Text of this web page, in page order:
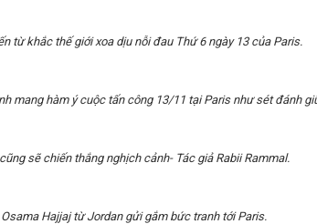
từ khắc thế giới xoa dịu nỗi đau Thứ 6 ngày 13 của Paris.
mang hàm ý cuộc tấn công 13/11 tại Paris như sét đánh
sẽ chiến thắng nghịch cảnh- Tác giả Rabii Rammal.
Osama Hajjaj từ Jordan gửi gắm bức tranh tới Paris.